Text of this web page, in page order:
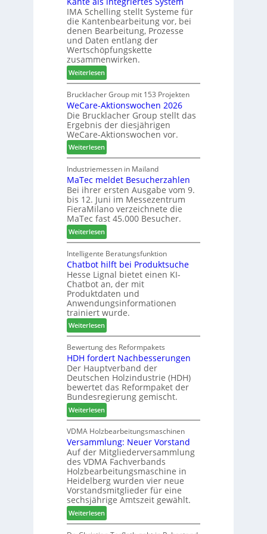
nr
G
e
s
c
h
ä
f
s
f
ü
h
r
e
z
i
e
h
t
B
i
l
a
n
z
i
n
I
t
a
l
i
e
n
IMA Schelling stellt Systeme für
die Kantenbearbeitung vor, bei
denen Bearbeitung, Prozesse
und Daten entlang der
Wertschöpfungskette
zusammenwirken.
Weiterlesen:
K
a
n
t
e
a
l
s
i
n
t
e
g
r
i
e
r
t
e
s
S
y
s
t
m
Brucklacher Group mit 153 Projekten
WeCare-Aktionswochen 2026
Die Brucklacher Group stellt das
Ergebnis der diesjährigen
WeCare-Aktionswochen vor.
Weiterlesen:
W
e
C
a
r
e
-
A
k
t
i
o
n
s
w
o
c
h
e
n
2
0
2
6
Industriemessen in Mailand
MaTec meldet Besucherzahlen
Bei ihrer ersten Ausgabe vom 9.
bis 12. Juni im Messezentrum
FieraMilano verzeichnete die
MaTec fast 45.000 Besucher.
Weiterlesen:
M
a
T
e
c
m
e
l
d
e
t
B
e
s
u
c
h
r
z
a
h
l
e
n
Intelligente Beratungsfunktion
Chatbot hilft bei Produktsuche
Hesse Lignal bietet einen KI-
Chatbot an, der mit
Produktdaten und
Anwendungsinformationen
trainiert wurde.
Weiterlesen:
C
h
a
t
b
o
t
h
i
l
t
b
e
i
P
r
o
Bewertung des Reformpakets
HDH fordert Nachbesserungen
Der Hauptverband der
Deutschen Holzindustrie (HDH)
bewertet das Reformpaket der
Bundesregierung gemischt.
Weiterlesen:
H
D
H
f
o
r
d
e
r
t
N
VDMA Holzbearbeitungsmaschinen
Versammlung: Neuer Vorstand
Auf der Mitgliederversammlung
des VDMA Fachverbands
Holzbearbeitungsmaschine in
Heidelberg wurden vier neue
Vorstandsmitglieder für eine
sechsjährige Amtszeit gewählt.
Weiterlesen:
V